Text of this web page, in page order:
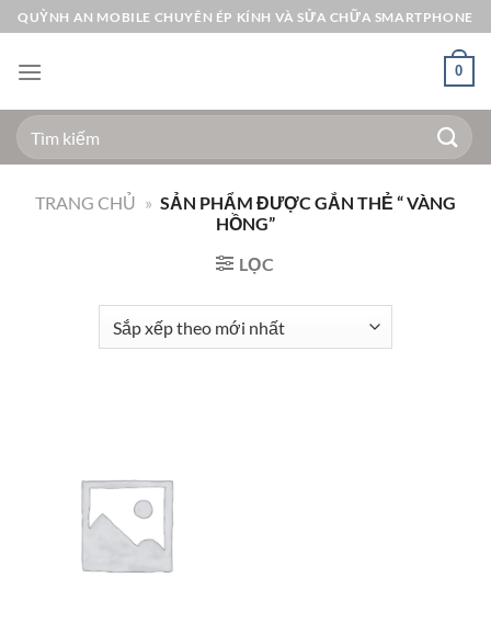
Bỏ
qua
nội
QUỲNH AN MOBILE CHUYÊN ÉP KÍNH VÀ SỬA CHỮA SMARTPHONE
0
Tìm
kiếm:
TRANG CHỦ » SẢN PHẨM ĐƯỢC GẮN THẺ “ VÀNG
HỒNG”
LỌC